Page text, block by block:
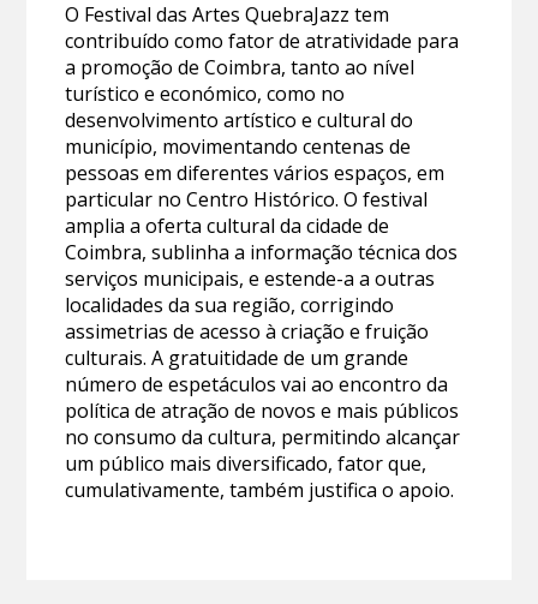
O Festival das Artes QuebraJazz tem
contribuído como fator de atratividade para
a promoção de Coimbra, tanto ao nível
turístico e económico, como no
desenvolvimento artístico e cultural do
município, movimentando centenas de
pessoas em diferentes vários espaços, em
particular no Centro Histórico. O festival
amplia a oferta cultural da cidade de
Coimbra, sublinha a informação técnica dos
serviços municipais, e estende-a a outras
localidades da sua região, corrigindo
assimetrias de acesso à criação e fruição
culturais. A gratuitidade de um grande
número de espetáculos vai ao encontro da
política de atração de novos e mais públicos
no consumo da cultura, permitindo alcançar
um público mais diversificado, fator que,
cumulativamente, também justifica o apoio.